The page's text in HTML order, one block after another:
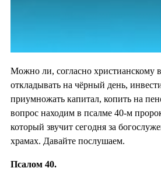
Можно ли, согласно христианскому
откладывать на чёрный день,
приумножать капитал, копить на
вопрос находим в псалме 40-м
который звучит сегодня за
храмах. Давайте послушаем.
Псалом 40.